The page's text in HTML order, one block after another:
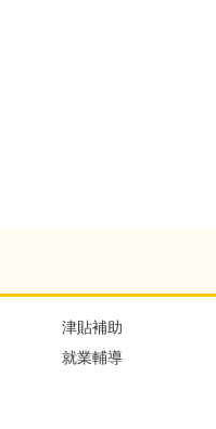
津貼補助
就業輔導